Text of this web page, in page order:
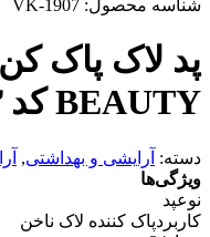
شناسه محصول: VK-1907
BEAUTY کد ۰۳
دسته: آرایشی و بهداشتی,
ویژگی‌ها
نوعپد
کاربردپاک کننده لاک ناخن